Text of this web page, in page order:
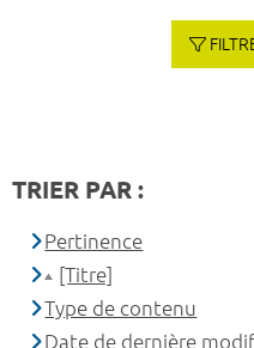
TRIER PAR :
Pertinence
[Titre]
Type de contenu
Date de dernière